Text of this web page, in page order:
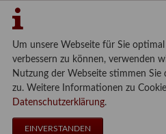
Um unsere Webseite für Sie
verbessern zu können, verwenden
Nutzung der Webseite stimmen Sie
zu. Weitere Informationen zu
Datenschutzerklärung.
EINVERSTANDEN